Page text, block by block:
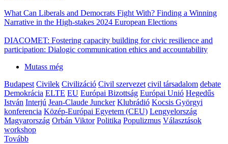
What Can Liberals and Democrats Fight With? Finding a Winning
Narrative in the High-stakes 2024 European Elections
DIACOMET: Fostering capacity building for civic resilience and
participation: Dialogic communication ethics and accountability
Mutass még
Budapest Civilek Civilizáció Civil szervezet civil társadalom debate
Demokrácia ELTE EU Európai Bizottság Európai Unió Hegedűs
István Interjú Jean-Claude Juncker Klubrádió Kocsis Györgyi
konferencia Közép-Európai Egyetem (CEU) Lengyelország
Magyarország Orbán Viktor Politika Populizmus Választások
workshop
Tovább